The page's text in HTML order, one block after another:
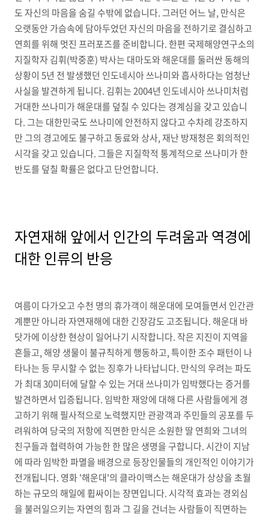
도 자신의 마음을 숨길 수밖에 없습니다. 그러던 어느 날, 만식은
오랫동안 가슴속에 담아두었던 자신의 마음을 전하기로 결심하고
연희를 위해 멋진 프러포즈를 준비합니다. 한편 국제해양연구소의
지질학자 김휘(박중훈) 박사는 대마도와 해운대를 둘러싼 동해의
상황이 5년 전 발생했던 인도네시아 쓰나미와 흡사하다는 엄청난
사실을 발견하게 됩니다. 김휘는 2004년 인도네시아 쓰나미처럼
거대한 쓰나미가 해운대를 덮칠 수 있다는 경계심을 갖고 있습니
다. 그는 대한민국도 쓰나미에 안전하지 않다고 수차례 강조하지
만 그의 경고에도 불구하고 동료와 상사, 재난 방재청은 회의적인
시각을 갖고 있습니다. 그들은 지질학적 통계적으로 쓰나미가 한
반도를 덮칠 확률은 없다고 단언합니다.
자연재해 앞에서 인간의 두려움과 역경에
대한 인류의 반응
여름이 다가오고 수천 명의 휴가객이 해운대에 모여들면서 인간관
계뿐만 아니라 자연재해에 대한 긴장감도 고조됩니다. 해운대 바
닷가에 이상한 현상이 일어나기 시작합니다. 작은 지진이 지역을
흔들고, 해양 생물이 불규칙하게 행동하고, 특이한 조수 패턴이 나
타나는 등 무시할 수 없는 징후가 나타납니다. 만식의 우려는 파도
가 최대 30미터에 달할 수 있는 거대 쓰나미가 임박했다는 증거를
발견하면서 입증됩니다. 임박한 재앙에 대해 다른 사람들에게 경
고하기 위해 필사적으로 노력했지만 관광객과 주민들의 공포를 두
려워하여 당국의 저항에 직면한 만식은 소원한 딸 연희와 그녀의
친구들과 협력하여 가능한 한 많은 생명을 구합니다. 시간이 지남
에 따라 임박한 파멸을 배경으로 등장인물들의 개인적인 이야기가
전개됩니다. 영화 '해운대'의 클라이맥스는 해운대가 상상을 초월
하는 규모의 해일에 휩싸이는 장면입니다. 시각적 효과는 경외심
을 불러일으키는 자연의 힘과 그 길을 건너는 사람들이 직면하는